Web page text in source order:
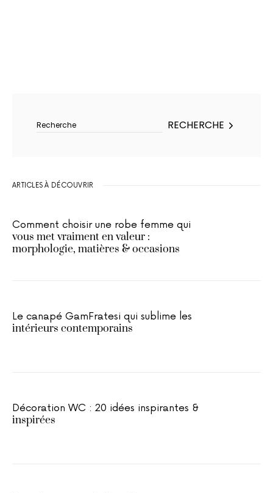
RECHERCHE
ARTICLES À DÉCOUVRIR
Comment choisir une robe femme qui
vous met vraiment en valeur :
morphologie, matières & occasions
Le canapé GamFratesi qui sublime les
intérieurs contemporains
Décoration WC : 20 idées inspirantes &
inspirées